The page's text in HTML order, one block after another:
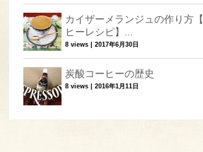
カイザーメランジュの作り方
ヒーレシピ】...
8 views |2017年6月30日
炭酸コーヒーの歴史
8 views |2016年1月11日